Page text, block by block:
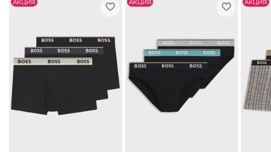
АKЦИЯ АKЦИЯ АKЦИЯ